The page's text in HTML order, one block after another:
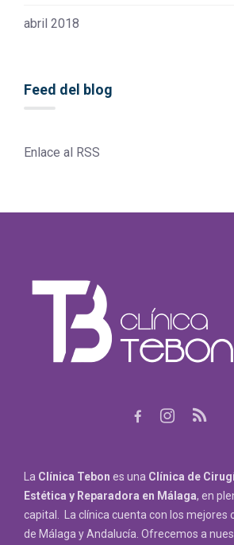
abril 2018
Feed del blog
Enlace al RSS
La Clínica Tebon es una Clínica de
Estética y Reparadora en Málaga, en
capital. La clínica cuenta con los mejores
de Málaga y Andalucía. Ofrecemos a